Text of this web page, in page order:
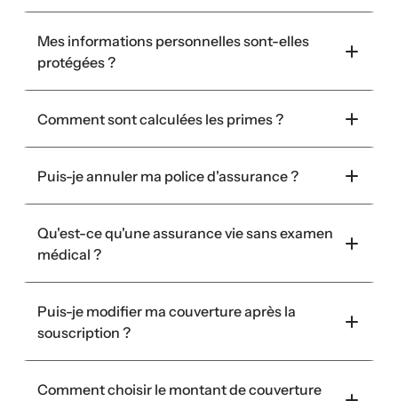
Mes informations personnelles sont-elles
protégées ?
Comment sont calculées les primes ?
Puis-je annuler ma police d'assurance ?
Qu'est-ce qu'une assurance vie sans examen
médical ?
Puis-je modifier ma couverture après la
souscription ?
Comment choisir le montant de couverture